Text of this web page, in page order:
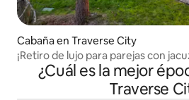
Cabaña en Traverse City
¡Retiro de lujo para parejas con
¿Cuál es la mejor
Traverse